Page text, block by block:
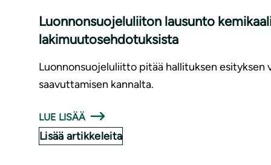
Luonnonsuojeluliiton lausunto
lakimuutosehdotuksista
Luonnonsuojeluliitto pitää hallituksen
saavuttamisen kannalta.
LUE LISÄÄ
Lisää artikkeleita